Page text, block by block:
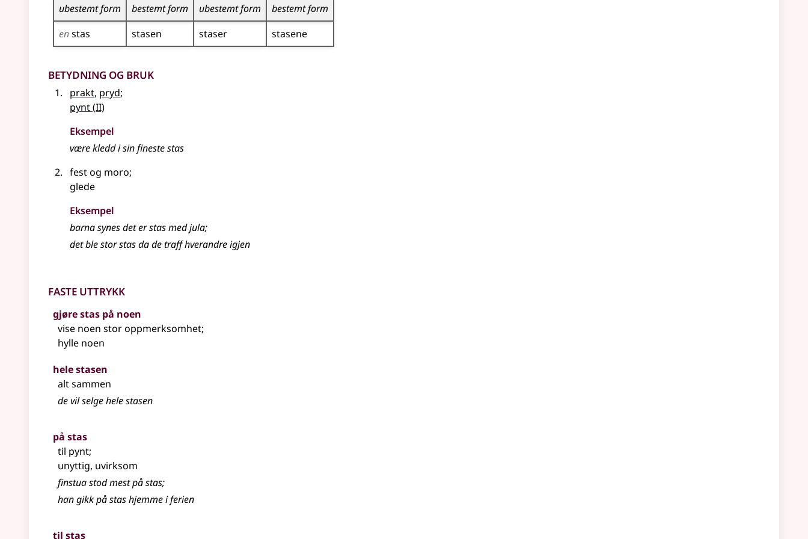
ubestemt form
bestemt form ubestemt form
bestemt form
enstas stasen staser stasene
Betydning og bruk
prakt, pryd;
pynt(2
II)
Eksempel
være kledd i sin finestestas
fest og moro;
glede
Eksempel
barna synes det erstasmed jula;
det ble storstasda de traff hverandre igjen
Faste uttrykk
gjøre stas på noen
vise noen stor oppmerksomhet;
hylle noen
hele stasen
alt sammen
de vil selge hele stasen
på stas
til pynt;
unyttig, uvirksom
finstua stod mest på stas;
han gikk på stas hjemme i ferien
til stas